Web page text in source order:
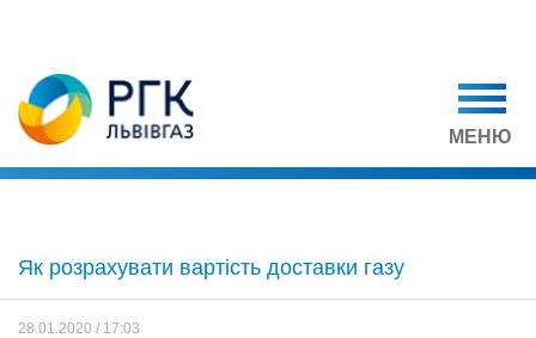
МЕНЮ
Як розрахувати вартість доставки газу
28.01.2020 / 17:03